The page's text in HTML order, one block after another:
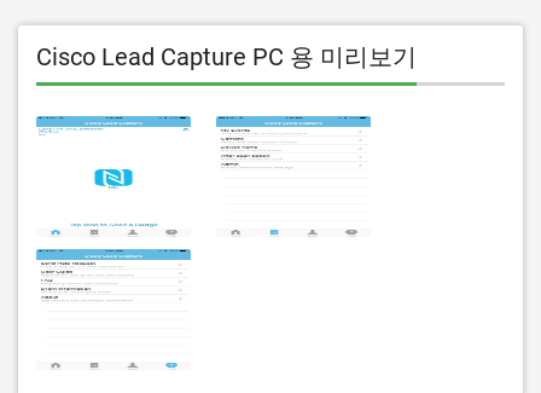
Cisco Lead Capture PC 용 미리보기